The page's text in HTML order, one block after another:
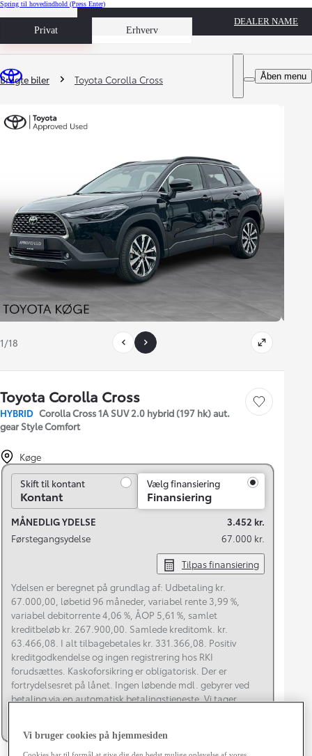
Spring til hovedindhold (Press Enter)
Privat Erhverv
Book prøvetur
DEALER NAME
Åben menu
Du er her
Brugte biler Toyota Corolla Cross
1/18
Toyota Corolla Cross
HYBRID Corolla Cross 1A SUV 2.0 hybrid (197 hk) aut.
gear Style Comfort
Gem bil
Køge
Skift til kontant
Skift til kontant
Kontant
Vælg finansiering
Finansiering
MÅNEDLIG YDELSE
3.452 kr.
Førstegangsydelse
67.000 kr.
Tilpas finansiering
Ydelsen er beregnet på grundlag af: Udbetaling kr.
67.000,00, løbetid 96 måneder, variabel rente 3,99 %,
variabel debitorrente 4,06 %, ÅOP 5,61 %, samlet
kreditbeløb kr. 267.900,00. Samlede kreditomk. kr.
63.466,08. I alt tilbagebetales kr. 331.366,08. Positiv
kreditgodkendelse og ingen registrering hos RKI
forudsættes. Kaskoforsikring er obligatorisk. Der er
fortrydelsesret på lånet. Ingen løbende mdl. gebyrer ved
betaling via en automatisk betalingstjeneste. Vi tager
Vi bruger cookies på hjemmesiden